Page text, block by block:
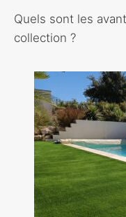
Quels sont les
collection ?